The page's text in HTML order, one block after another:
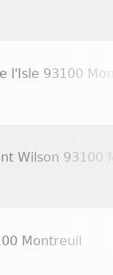
l'Isle 93100
Wilson 93100
Montreuil